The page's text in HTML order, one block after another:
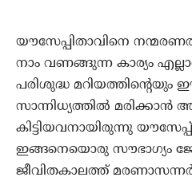
യൗസേപ്പിതാവിനെ
നാം വണങ്ങുന്ന കാര്യം
പരിശുദ്ധ
സാന്നിധ്യത്തില്‍ മരിക്കാന്‍
കിട്ടിയവനായിരുന്നു
ഇങ്ങനെയൊരു സൗഭാഗ്യം
ജീവിതകാലത്ത്